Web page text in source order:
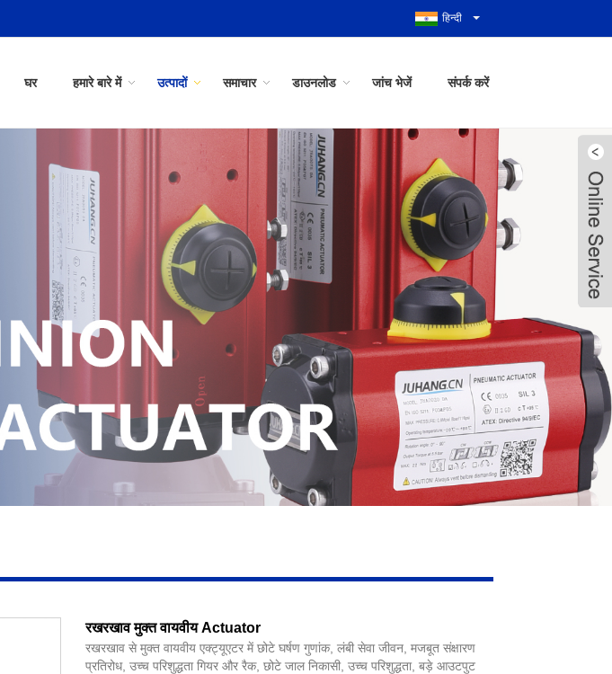
हिन्दी
घर हमारे बारे में उत्पादों समाचार डाउनलोड जांच भेजें संपर्क करें
रखरखाव मुक्त वायवीय Actuator
रखरखाव से मुक्त वायवीय एक्ट्यूएटर में छोटे घर्षण गुणांक, लंबी सेवा जीवन, मजबूत संक्षारण
प्रतिरोध, उच्च परिशुद्धता गियर और रैक, छोटे जाल निकासी, उच्च परिशुद्धता, बड़े आउटपुट